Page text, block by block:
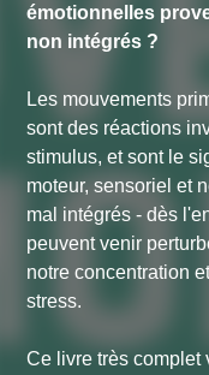
émotionnelles
non intégrés ?
Les mouvements
sont des réactions
stimulus, et sont le
moteur, sensoriel et
mal intégrés - dès
peuvent venir
notre concentration
stress.
Ce livre très complet